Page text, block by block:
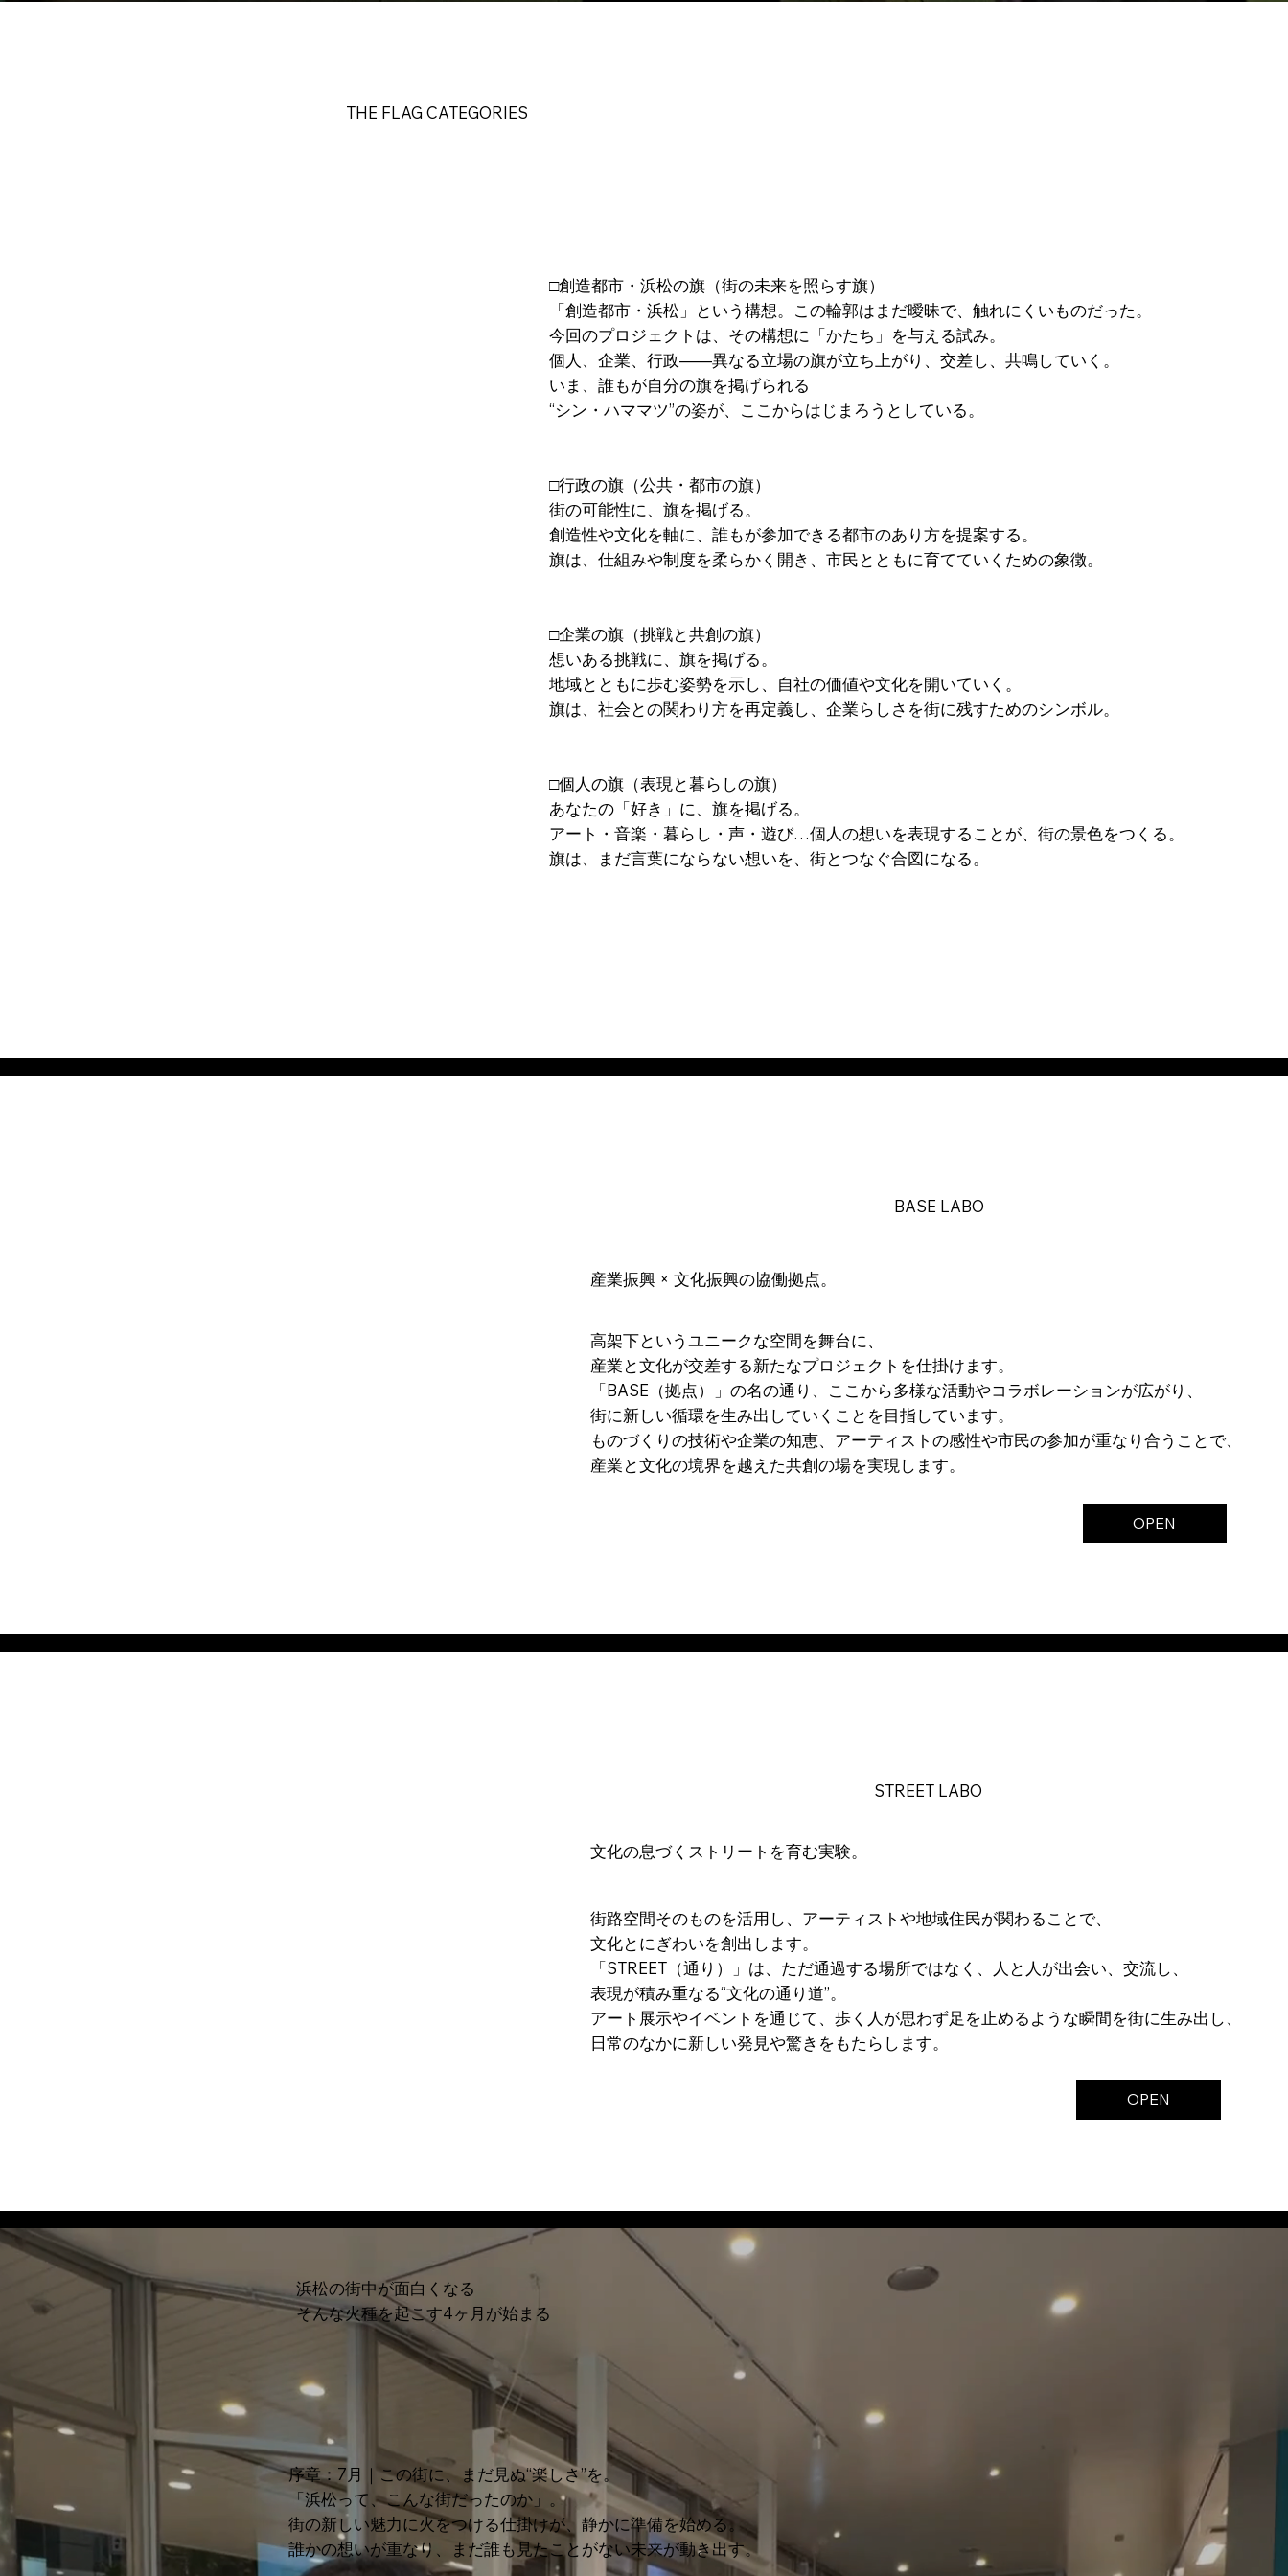
​THE FLAG CATEGORIES
□創造都市・浜松の旗（街の未来を照らす旗）
「創造都市・浜松」という構想。この輪郭はまだ曖昧で、触れにくいものだった。
今回のプロジェクトは、その構想に「かたち」を与える試み。
個人、企業、行政——異なる立場の旗が立ち上がり、交差し、共鳴していく。
いま、誰もが自分の旗を掲げられる
“シン・ハママツ”の姿が、ここからはじまろうとしている。
□行政の旗（公共・都市の旗）
街の可能性に、旗を掲げる。
創造性や文化を軸に、誰もが参加できる都市のあり方を提案する。
旗は、仕組みや制度を柔らかく開き、市民とともに育てていくための象徴。
□企業の旗（挑戦と共創の旗）
想いある挑戦に、旗を掲げる。
地域とともに歩む姿勢を示し、自社の価値や文化を開いていく。
旗は、社会との関わり方を再定義し、企業らしさを街に残すためのシンボル。
□個人の旗（表現と暮らしの旗）
あなたの「好き」に、旗を掲げる。
アート・音楽・暮らし・声・遊び…個人の想いを表現することが、街の景色をつくる。
旗は、まだ言葉にならない想いを、街とつなぐ合図になる。
BASE LABO
産業振興 × 文化振興の協働拠点。
高架下というユニークな空間を舞台に、
産業と文化が交差する新たなプロジェクトを仕掛けます。
「BASE（拠点）」の名の通り、ここから多様な活動やコラボレーションが広がり、
街に新しい循環を生み出していくことを目指しています。
ものづくりの技術や企業の知恵、アーティストの感性や市民の参加が重なり合うことで、
産業と文化の境界を越えた共創の場を実現します。
OPEN
文化の息づくストリートを育む実験。
STREET LABO
街路空間そのものを活用し、アーティストや地域住民が関わることで、
文化とにぎわいを創出します。
「STREET（通り）」は、ただ通過する場所ではなく、人と人が出会い、交流し、
表現が積み重なる“文化の通り道”。
アート展示やイベントを通じて、歩く人が思わず足を止めるような瞬間を街に生み出し、
日常のなかに新しい発見や驚きをもたらします。
OPEN
浜松の街中が面白くなる
そんな火種を起こす4ヶ月が始まる
序章：7月｜この街に、まだ見ぬ“楽しさ”を。
「浜松って、こんな街だったのか」。
街の新しい魅力に火をつける仕掛けが、静かに準備を始める。
誰かの想いが重なり、まだ誰も見たことがない未来が動き出す。